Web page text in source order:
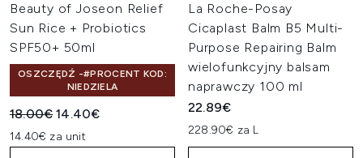
Beauty of Joseon Relief
Sun Rice + Probiotics
SPF50+ 50ml
OSZCZĘDŹ -#PROCENT KOD:
NIEDZIELA
Sugerowana cena detaliczna:
18.00€Aktualna cena:
14.40€
14.40€ za unit
La Roche-Posay
Cicaplast Balm B5 Multi-
Purpose Repairing Balm
wielofunkcyjny balsam
naprawczy 100 ml
22.89€
228.90€ za L